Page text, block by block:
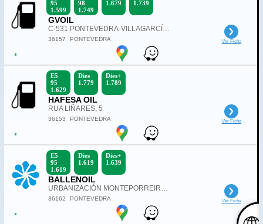
95
1.599
98
1.749
1.679
1.739
GVOIL
C-531 PONTEVEDRA-VILLAGARCÍA km 3,5
36157 PONTEVEDRA Ver Ficha
E5
95
1.629
Dies
1.779
Dies+
1.789
HAFESA OIL
RUA LIÑARES, 5
36153 PONTEVEDRA Ver Ficha
E5
95
1.619
Dies
1.619
Dies+
1.639
BALLENOIL
URBANIZACIÓN MONTEPORREIRO PARCELA CC-2 C/ITALIA CON C/ FRANCIA, S/N
36162 PONTEVEDRA Ver Ficha